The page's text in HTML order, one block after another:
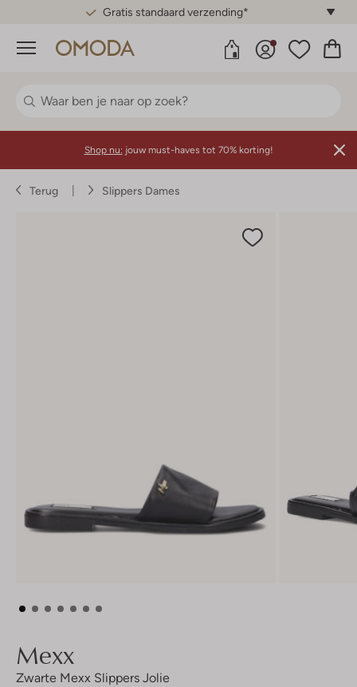
Gratis standaard verzending*
Menu
Shop nu: jouw must-haves tot 70% korting!
Terug Slippers Dames
Mexx
Zwarte Mexx Slippers Jolie